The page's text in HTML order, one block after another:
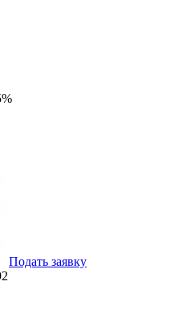
Подать заявку